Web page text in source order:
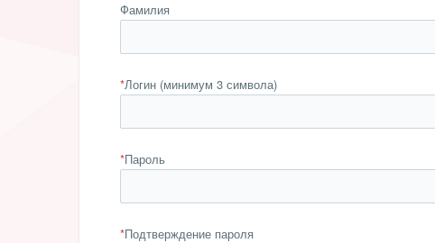
Фамилия
*Логин (минимум 3 символа)
*Пароль
*Подтверждение пароля